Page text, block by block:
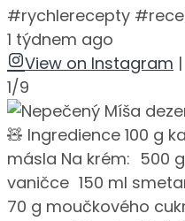
#rychlerecepty
1 týdnem ago
View on Instagram |
1/9